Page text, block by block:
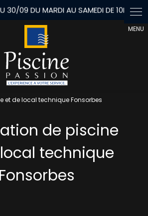
et de local technique Fonsorbes
de piscine
technique
Fonsorbes
cookies